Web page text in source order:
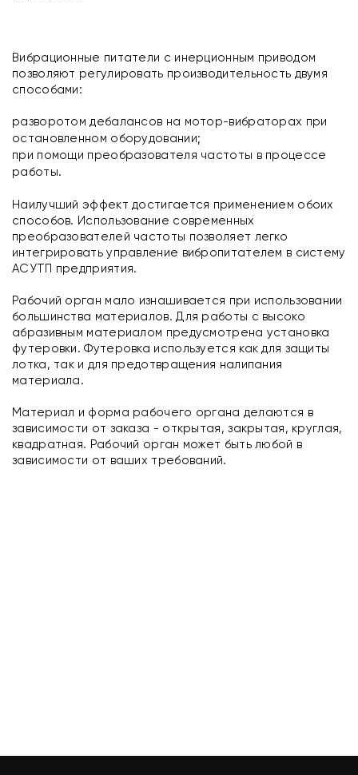
Вибрационные питатели с инерционным приводом
позволяют регулировать производительность двумя
способами:
разворотом дебалансов на мотор-вибраторах при
остановленном оборудовании;
при помощи преобразователя частоты в процессе
работы.
Наилучший эффект достигается применением обоих
способов. Использование современных
преобразователей частоты позволяет легко
интегрировать управление вибропитателем в систему
АСУТП предприятия.
Рабочий орган мало изнашивается при использовании
большинства материалов. Для работы с высоко
абразивным материалом предусмотрена установка
футеровки. Футеровка используется как для защиты
лотка, так и для предотвращения налипания
материала.
Материал и форма рабочего органа делаются в
зависимости от заказа - открытая, закрытая, круглая,
квадратная. Рабочий орган может быть любой в
зависимости от ваших требований.